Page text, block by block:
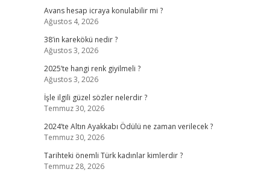
Avans hesap icraya konulabilir mi ?
Ağustos 4, 2026
38’in karekökü nedir ?
Ağustos 3, 2026
2025’te hangi renk giyilmeli ?
Ağustos 3, 2026
İşle ilgili güzel sözler nelerdir ?
Temmuz 30, 2026
2024’te Altın Ayakkabı Ödülü ne zaman verilecek ?
Temmuz 30, 2026
Tarihteki önemli Türk kadınlar kimlerdir ?
Temmuz 28, 2026